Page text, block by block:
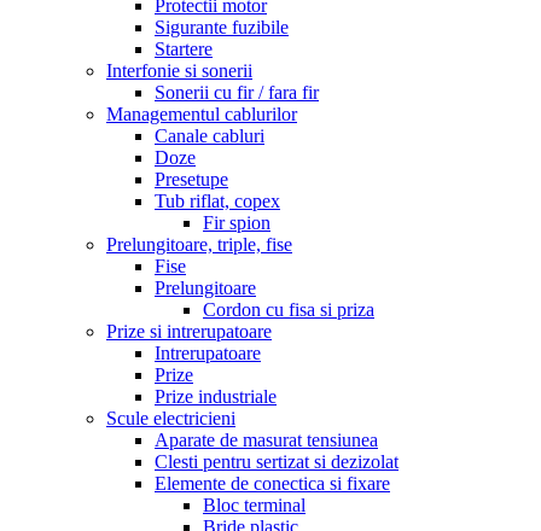
Protectii motor
Sigurante fuzibile
Startere
Interfonie si sonerii
Sonerii cu fir / fara fir
Managementul cablurilor
Canale cabluri
Doze
Presetupe
Tub riflat, copex
Fir spion
Prelungitoare, triple, fise
Fise
Prelungitoare
Cordon cu fisa si priza
Prize si intrerupatoare
Intrerupatoare
Prize
Prize industriale
Scule electricieni
Aparate de masurat tensiunea
Clesti pentru sertizat si dezizolat
Elemente de conectica si fixare
Bloc terminal
Bride plastic